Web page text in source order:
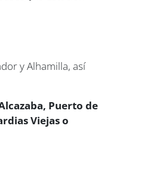
y Alhamilla, así
Puerto de
Viejas o